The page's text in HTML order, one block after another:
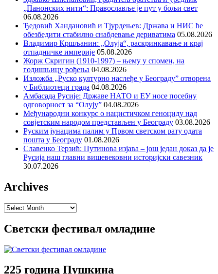
„Панонских нити“: Православље је пут у бољи свет
06.08.2026
Ђедовић Хандановић и Тјурдењев: Држава и НИС ће
обезбедити стабилно снабдевање дериватима 05.08.2026
Владимир Кршљанин: „Олуја“, раскринкавање и крај
отпадничке империје 05.08.2026
Жорж Скригин (1910-1997) – њему у спомен, на
годишњицу рођења 04.08.2026
Изложба „Руско културно наслеђе у Београду” отворена
у Библиотеци града 04.08.2026
Амбасада Русије: Државе НАТО и ЕУ носе посебну
одговорност за “Олују” 04.08.2026
Међународни конкурс о нацистичком геноциду над
совјетским народом представљен у Београду 03.08.2026
Руским јунацима палим у Првом светском рату одата
пошта у Београду 01.08.2026
Славенко Терзић: Путинова изјава – још један доказ да је
Русија наш главни вишевековни историјски савезник
30.07.2026
Archives
Archives
Светски фестивал омладине
225 година Пушкина